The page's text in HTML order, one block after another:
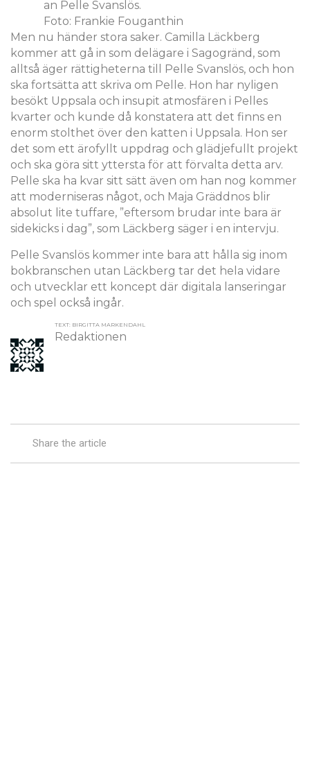
an Pelle Svanslös.
Foto: Frankie Fouganthin
Men nu händer stora saker. Camilla Läckberg
kommer att gå in som delägare i Sagogränd, som
alltså äger rättigheterna till Pelle Svanslös, och hon
ska fortsätta att skriva om Pelle. Hon har nyligen
besökt Uppsala och insupit atmosfären i Pelles
kvarter och kunde då konstatera att det finns en
enorm stolthet över den katten i Uppsala. Hon ser
det som ett ärofyllt uppdrag och glädjefullt projekt
och ska göra sitt yttersta för att förvalta detta arv.
Pelle ska ha kvar sitt sätt även om han nog kommer
att moderniseras något, och Maja Gräddnos blir
absolut lite tuffare, ”eftersom brudar inte bara är
sidekicks i dag”, som Läckberg säger i en intervju.
Pelle Svanslös kommer inte bara att hålla sig inom
bokbranschen utan Läckberg tar det hela vidare
och utvecklar ett koncept där digitala lanseringar
och spel också ingår.
TEXT: BIRGITTA MARKENDAHL
Redaktionen
Share the article